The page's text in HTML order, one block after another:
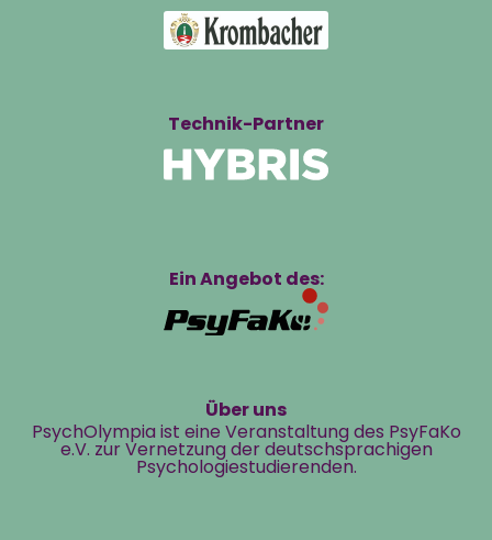
Technik-Partner
Ein Angebot des:
Über uns
PsychOlympia ist eine Veranstaltung des PsyFaKo
e.V. zur Vernetzung der deutschsprachigen
Psychologiestudierenden.